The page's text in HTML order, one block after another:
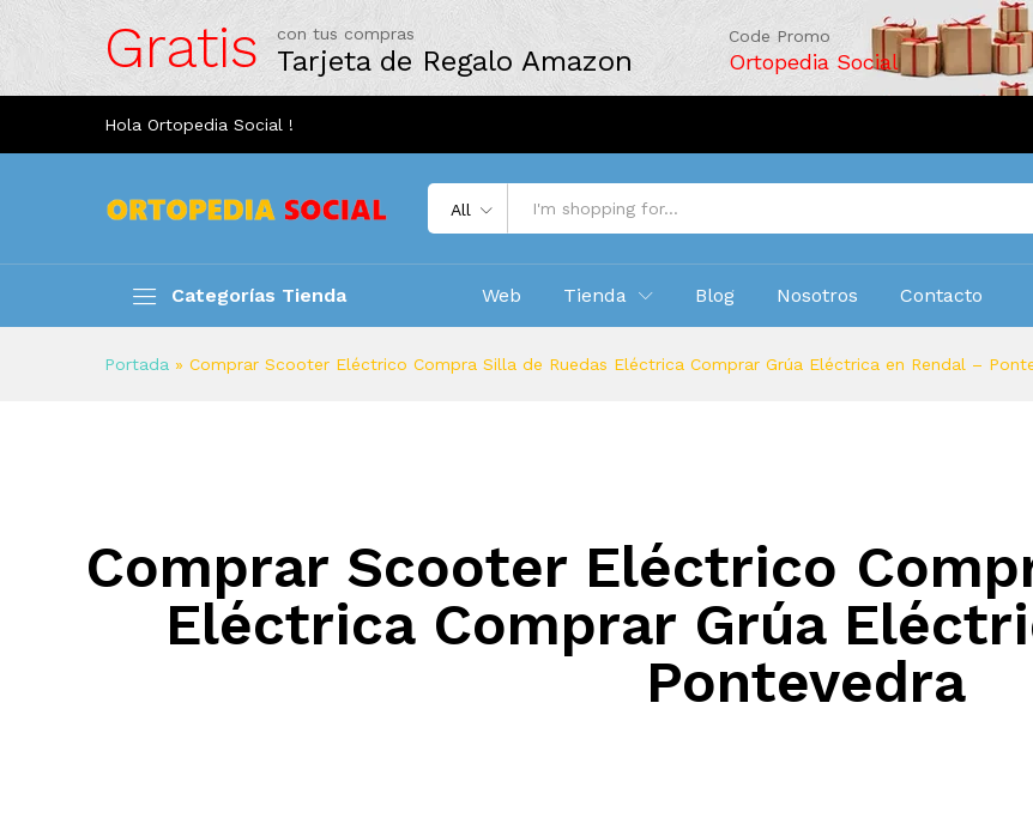
Gratis con tus compras
Tarjeta de Regalo Amazon
Code Promo
Ortopedia Social
Hola Ortopedia Social !
All
Categorías Tienda Web Tienda Blog Nosotros Contacto
Portada » Comprar Scooter Eléctrico Compra Silla de Ruedas Eléctrica Comprar Grúa Eléctrica en Rendal –
Comprar Scooter Eléctrico
Eléctrica Comprar Grúa
Pontevedra